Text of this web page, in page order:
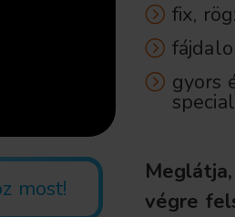
most!
fix,
gyors
végre